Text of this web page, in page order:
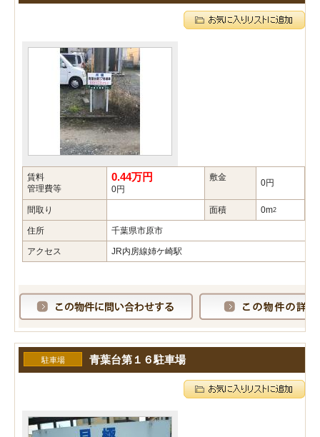
賃料
管理費等
0.44万円
0円
敷金
0円
間取り 面積 0m2
住所 千葉県市原市
アクセス JR内房線姉ケ崎駅
駐車場 青葉台第１６駐車場